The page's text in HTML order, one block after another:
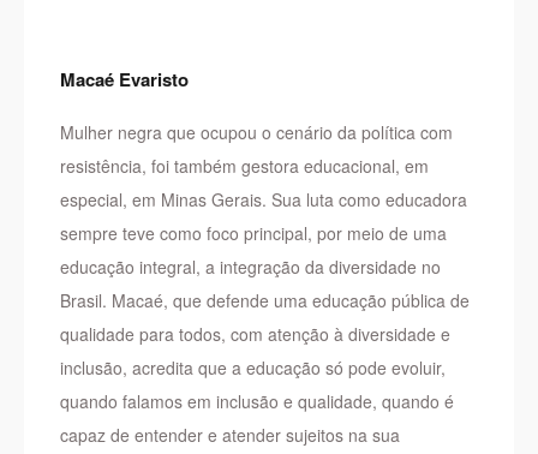
Macaé Evaristo
Mulher negra que ocupou o cenário da política com
resistência, foi também gestora educacional, em
especial, em Minas Gerais. Sua luta como educadora
sempre teve como foco principal, por meio de uma
educação integral, a integração da diversidade no
Brasil. Macaé, que defende uma educação pública de
qualidade para todos, com atenção à diversidade e
inclusão, acredita que a educação só pode evoluir,
quando falamos em inclusão e qualidade, quando é
capaz de entender e atender sujeitos na sua